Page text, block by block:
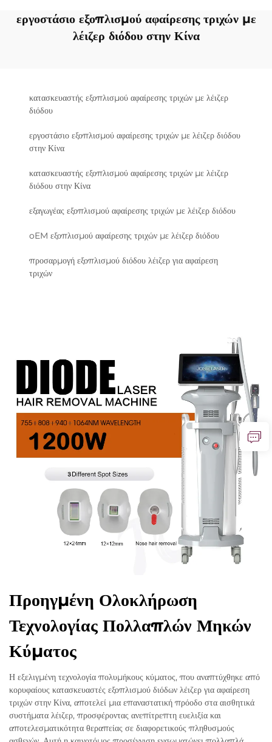
εργοστάσιο εξοπλισμού αφαίρεσης τριχών με
λέιζερ διόδου στην Κίνα
κατασκευαστής εξοπλισμού αφαίρεσης τριχών με λέιζερ
διόδου
εργοστάσιο εξοπλισμού αφαίρεσης τριχών με λέιζερ διόδου
στην Κίνα
κατασκευαστής εξοπλισμού αφαίρεσης τριχών με λέιζερ
διόδου στην Κίνα
εξαγωγέας εξοπλισμού αφαίρεσης τριχών με λέιζερ διόδου
oEM εξοπλισμού αφαίρεσης τριχών με λέιζερ διόδου
προσαρμογή εξοπλισμού διόδου λέιζερ για αφαίρεση
τριχών
Προηγμένη Ολοκλήρωση
Τεχνολογίας Πολλαπλών Μηκών
Κύματος
Η εξελιγμένη τεχνολογία πολυμήκους κύματος, που αναπτύχθηκε από
κορυφαίους κατασκευαστές εξοπλισμού διόδων λέιζερ για αφαίρεση
τριχών στην Κίνα, αποτελεί μια επαναστατική πρόοδο στα αισθητικά
συστήματα λέιζερ, προσφέροντας ανεπίτρεπτη ευελιξία και
αποτελεσματικότητα θεραπείας σε διαφορετικούς πληθυσμούς